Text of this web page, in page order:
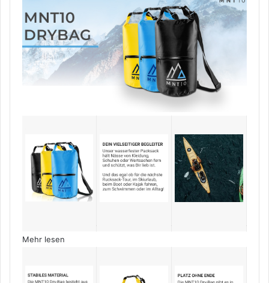
widerstandsfähig
(Gelb,
Liter)
Mehr lesen